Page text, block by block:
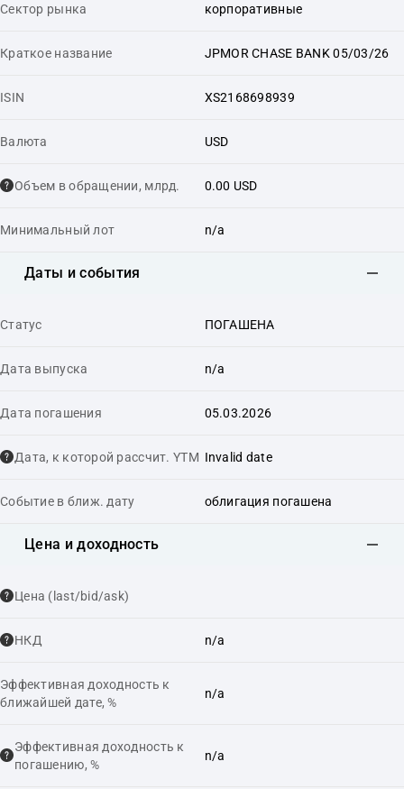
Сектор рынка корпоративные
Краткое название JPMOR CHASE BANK 05/03/26
ISIN XS2168698939
Валюта USD
Объем в обращении, млрд. 0.00 USD
Минимальный лот n/a
Даты и события
Статус ПОГАШЕНА
Дата выпуска n/a
Дата погашения 05.03.2026
Дата, к которой рассчит. YTM Invalid date
Событие в ближ. дату облигация погашена
Цена и доходность
Цена (last/bid/ask)
НКД n/a
Эффективная доходность к
ближайшей дате, %
n/a
Эффективная доходность к
погашению, %
n/a